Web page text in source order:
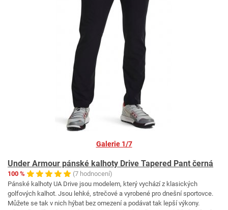
Galerie 1/7
Under Armour pánské kalhoty Drive Tapered Pant černá
100 %
(7 hodnocení)
Pánské kalhoty UA Drive jsou modelem, který vychází z klasických
golfových kalhot. Jsou lehké, strečové a vyrobené pro dnešní sportovce.
Můžete se tak v nich hýbat bez omezení a podávat tak lepší výkony.